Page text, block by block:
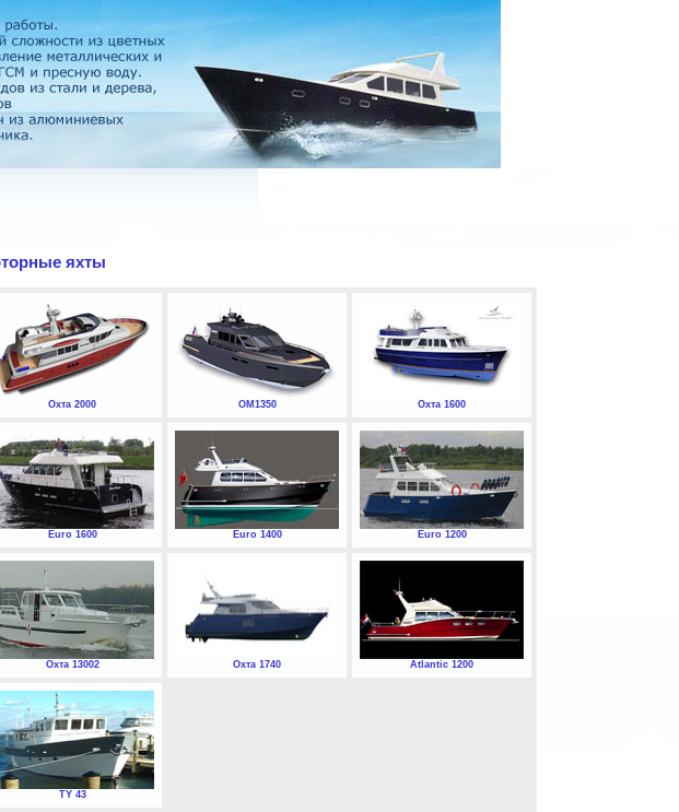
яхты
Охта 2000 ОМ1350 Охта 1600
Euro 1600 Euro 1400 Euro 1200
Охта 13002 Охта 1740 Atlantic 1200
TY 43